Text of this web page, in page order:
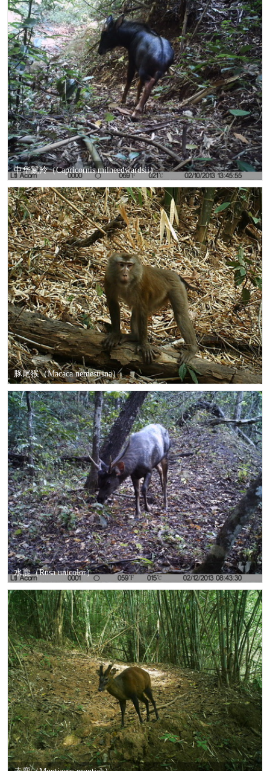
中华鬣羚（Capricornis milneedwardsii）
豚尾猴（Macaca nemestrina）
水鹿（Rusa unicolor）